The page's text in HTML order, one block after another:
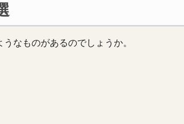
なものがあるのでしょうか。